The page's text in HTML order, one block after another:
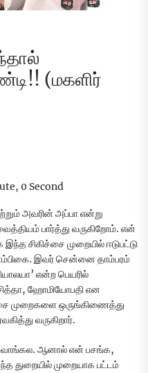
(மகளிர்
0 Second
அவரின் அப்பா என்று
பார்த்து வருகிறோம். என்
சிகிச்சை முறையில் ஈடுபட்டு
இவர் சென்னை தாம்பரம்
என்ற பெயரில்
ஹோமியோபதி என
முறைகளை ஒருங்கிணைத்து
வருகிறார்.
வாங்கல. ஆனால் என் பசங்க,
துறையில் முறையாக பட்டம்